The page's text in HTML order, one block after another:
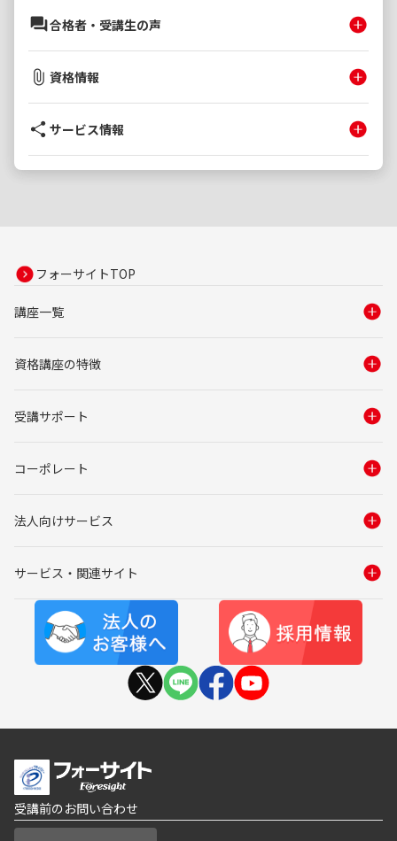
合格者・受講生の声
資格情報
サービス情報
フォーサイトTOP
講座一覧
資格講座の特徴
受講サポート
コーポレート
法人向けサービス
サービス・関連サイト
受講前のお問い合わせ